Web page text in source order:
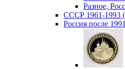
Разное,
СССР 1961-1993
Россия после